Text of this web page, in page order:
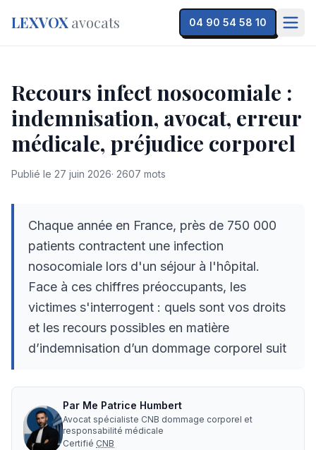
LEXVOX avocats 04 90 54 58 10
Recours infect nosocomiale :
indemnisation, avocat, erreur
médicale, préjudice corporel
Publié le 27 juin 2026· 2607 mots
Chaque année en France, près de 750 000
patients contractent une infection
nosocomiale lors d'un séjour à l'hôpital.
Face à ces chiffres préoccupants, les
victimes s'interrogent : quels sont vos droits
et les recours possibles en matière
d’indemnisation d’un dommage corporel suit
Par Me Patrice Humbert
Avocat spécialiste CNB dommage corporel et
responsabilité médicale
Certifié CNB